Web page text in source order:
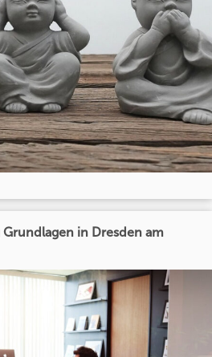
in Dresden am